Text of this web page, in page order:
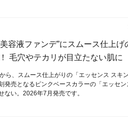
容液ファンデ”にスムース仕上げ
毛穴やテカリが目立たない肌に
ら、スムース仕上がりの「エッセンス スキ
発売となるピンクベースカラーの「エッセン
ない。2026年7月発売です。